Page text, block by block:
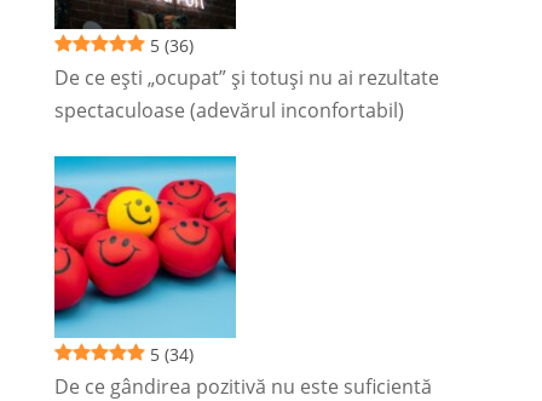
5 (36)
De ce ești „ocupat” și totuși nu ai rezultate
spectaculoase (adevărul inconfortabil)
5 (34)
De ce gândirea pozitivă nu este suficientă